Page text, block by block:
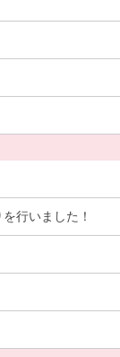
行いました！